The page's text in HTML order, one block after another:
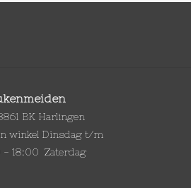
BK Harlingen
winkel Dinsdag t/m
18:00 Zaterdag